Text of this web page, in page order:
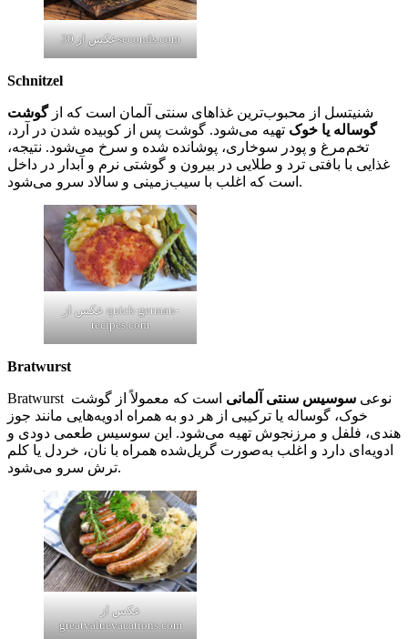
عکس از 30seconds.com
Schnitzel
شنیتسل از محبوب‌ترین غذاهای سنتی آلمان است که ازگوشت
گوساله یا خوک تهیه می‌شود. گوشت پس از کوبیده شدن در آرد،
تخم‌مرغ و پودر سوخاری، پوشانده شده و سرخ می‌شود. نتیجه،
غذایی با بافتی ترد و طلایی در بیرون و گوشتی نرم و آبدار در داخل
است که اغلب با سیب‌زمینی و سالاد سرو می‌شود.
عکس از quick-german-
recipes.com
Bratwurst
Bratwurst نوعی سوسیس سنتی آلمانی است که معمولاً از گوشت
خوک، گوساله یا ترکیبی از هر دو به همراه ادویه‌هایی مانند جوز
هندی، فلفل و مرزنجوش تهیه می‌شود. این سوسیس طعمی دودی و
ادویه‌ای دارد و اغلب به‌صورت گریل‌شده همراه با نان، خردل یا کلم
ترش سرو می‌شود.
عکس از
greatvaluevacations.com